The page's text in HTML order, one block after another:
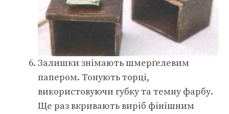
Залишки знімають шмерґелевим
папером. Тонують торці,
використовуючи губку та темну фарбу.
Ще раз вкривають виріб фінішним